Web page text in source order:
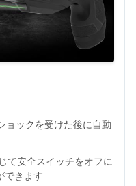
ョックを受けた後に自動
て安全スイッチをオフに
できます